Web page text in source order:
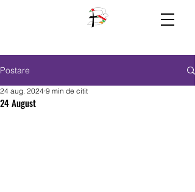
Postare
24 August
24 aug. 2024 9 min de citit